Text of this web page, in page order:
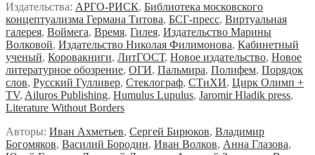
Издательства: АРГО-РИСК, Библиотека московского
концептуализма Германа Титова, БСГ-пресс, Виртуальная
галерея, Воймега, Время, Гилея, Издательство Марины
Волковой, Издательство Николая Филимонова, Кабинетный
ученый, Коровакниги, ЛитГОСТ, Новое издательство, Новое
литературное обозрение, ОГИ, Пальмира, Полифем, Порядок
слов, Русский Гулливер, Стеклограф, СТиХИ, Цирк Олимп +
TV, Ailuros Publishing, Humulus Lupulus, Jaromir Hladik press,
Literature Without Borders
Авторы: Иван Ахметьев, Сергей Бирюков, Владимир
Богомяков, Василий Бородин, Иван Волков, Анна Глазова,